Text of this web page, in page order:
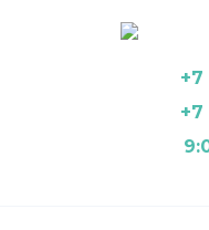
+7
+7